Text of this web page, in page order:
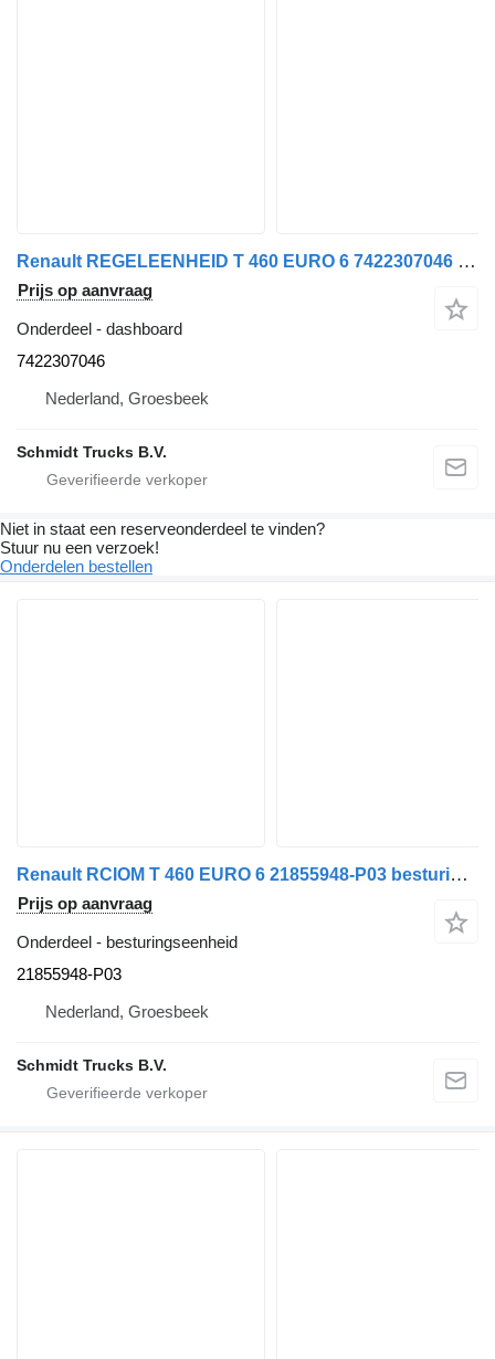
Renault REGELEENHEID T 460 EURO 6 7422307046 dashboard voor vrachtwagen
Prijs op aanvraag
Onderdeel - dashboard
7422307046
Nederland, Groesbeek
Schmidt Trucks B.V.
Niet in staat een reserveonderdeel te vinden?
Stuur nu een verzoek!
Onderdelen bestellen
Renault RCIOM T 460 EURO 6 21855948-P03 besturingseenheid voor vrachtwagen
Prijs op aanvraag
Onderdeel - besturingseenheid
21855948-P03
Nederland, Groesbeek
Schmidt Trucks B.V.